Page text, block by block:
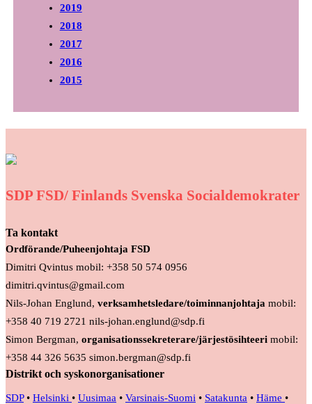
2019
2018
2017
2016
2015
SDP FSD/ Finlands Svenska Socialdemokrater
Ta kontakt
Ordförande/Puheenjohtaja FSD
Dimitri Qvintus mobil: +358 50 574 0956
dimitri.qvintus@gmail.com
Nils-Johan Englund, verksamhetsledare/toiminnanjohtaja mobil:
+358 40 719 2721 nils-johan.englund@sdp.fi
Simon Bergman, organisationssekreterare/järjestösihteeri mobil:
+358 44 326 5635 simon.bergman@sdp.fi
Distrikt och syskonorganisationer
SDP• Helsinki • Uusimaa • Varsinais-Suomi • Satakunta • Häme •